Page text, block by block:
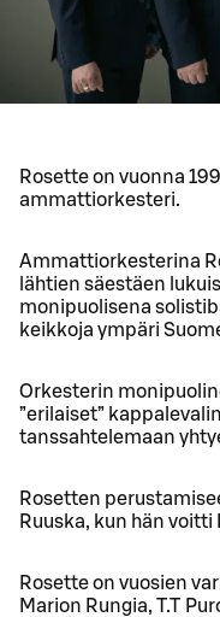
Rosette on vuonna
ammattiorkesteri.
Ammattiorkesterina
lähtien säestäen
monipuolisena
keikkoja ympäri
Orkesterin
”erilaiset”
tanssahtelemaan
Rosetten
Ruuska, kun hän
Rosette on vuosien
Marion Rungia, T.T